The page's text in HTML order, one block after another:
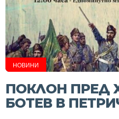
НОВИНИ
ПОКЛОН ПРЕД
БОТЕВ В